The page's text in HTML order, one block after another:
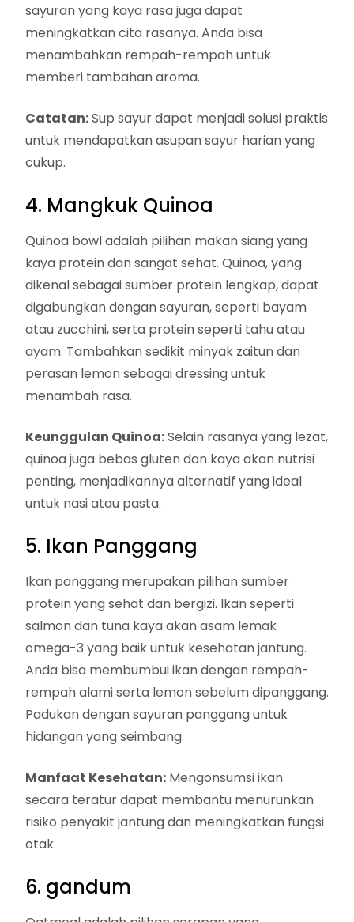
sayuran yang kaya rasa juga dapat
meningkatkan cita rasanya. Anda bisa
menambahkan rempah-rempah untuk
memberi tambahan aroma.
Catatan:Sup sayur dapat menjadi solusi praktis
untuk mendapatkan asupan sayur harian yang
cukup.
4. Mangkuk Quinoa
Quinoa bowl adalah pilihan makan siang yang
kaya protein dan sangat sehat. Quinoa, yang
dikenal sebagai sumber protein lengkap, dapat
digabungkan dengan sayuran, seperti bayam
atau zucchini, serta protein seperti tahu atau
ayam. Tambahkan sedikit minyak zaitun dan
perasan lemon sebagai dressing untuk
menambah rasa.
Keunggulan Quinoa:Selain rasanya yang lezat,
quinoa juga bebas gluten dan kaya akan nutrisi
penting, menjadikannya alternatif yang ideal
untuk nasi atau pasta.
5. Ikan Panggang
Ikan panggang merupakan pilihan sumber
protein yang sehat dan bergizi. Ikan seperti
salmon dan tuna kaya akan asam lemak
omega-3 yang baik untuk kesehatan jantung.
Anda bisa membumbui ikan dengan rempah-
rempah alami serta lemon sebelum dipanggang.
Padukan dengan sayuran panggang untuk
hidangan yang seimbang.
Manfaat Kesehatan: Mengonsumsi ikan
secara teratur dapat membantu menurunkan
risiko penyakit jantung dan meningkatkan fungsi
otak.
6. gandum